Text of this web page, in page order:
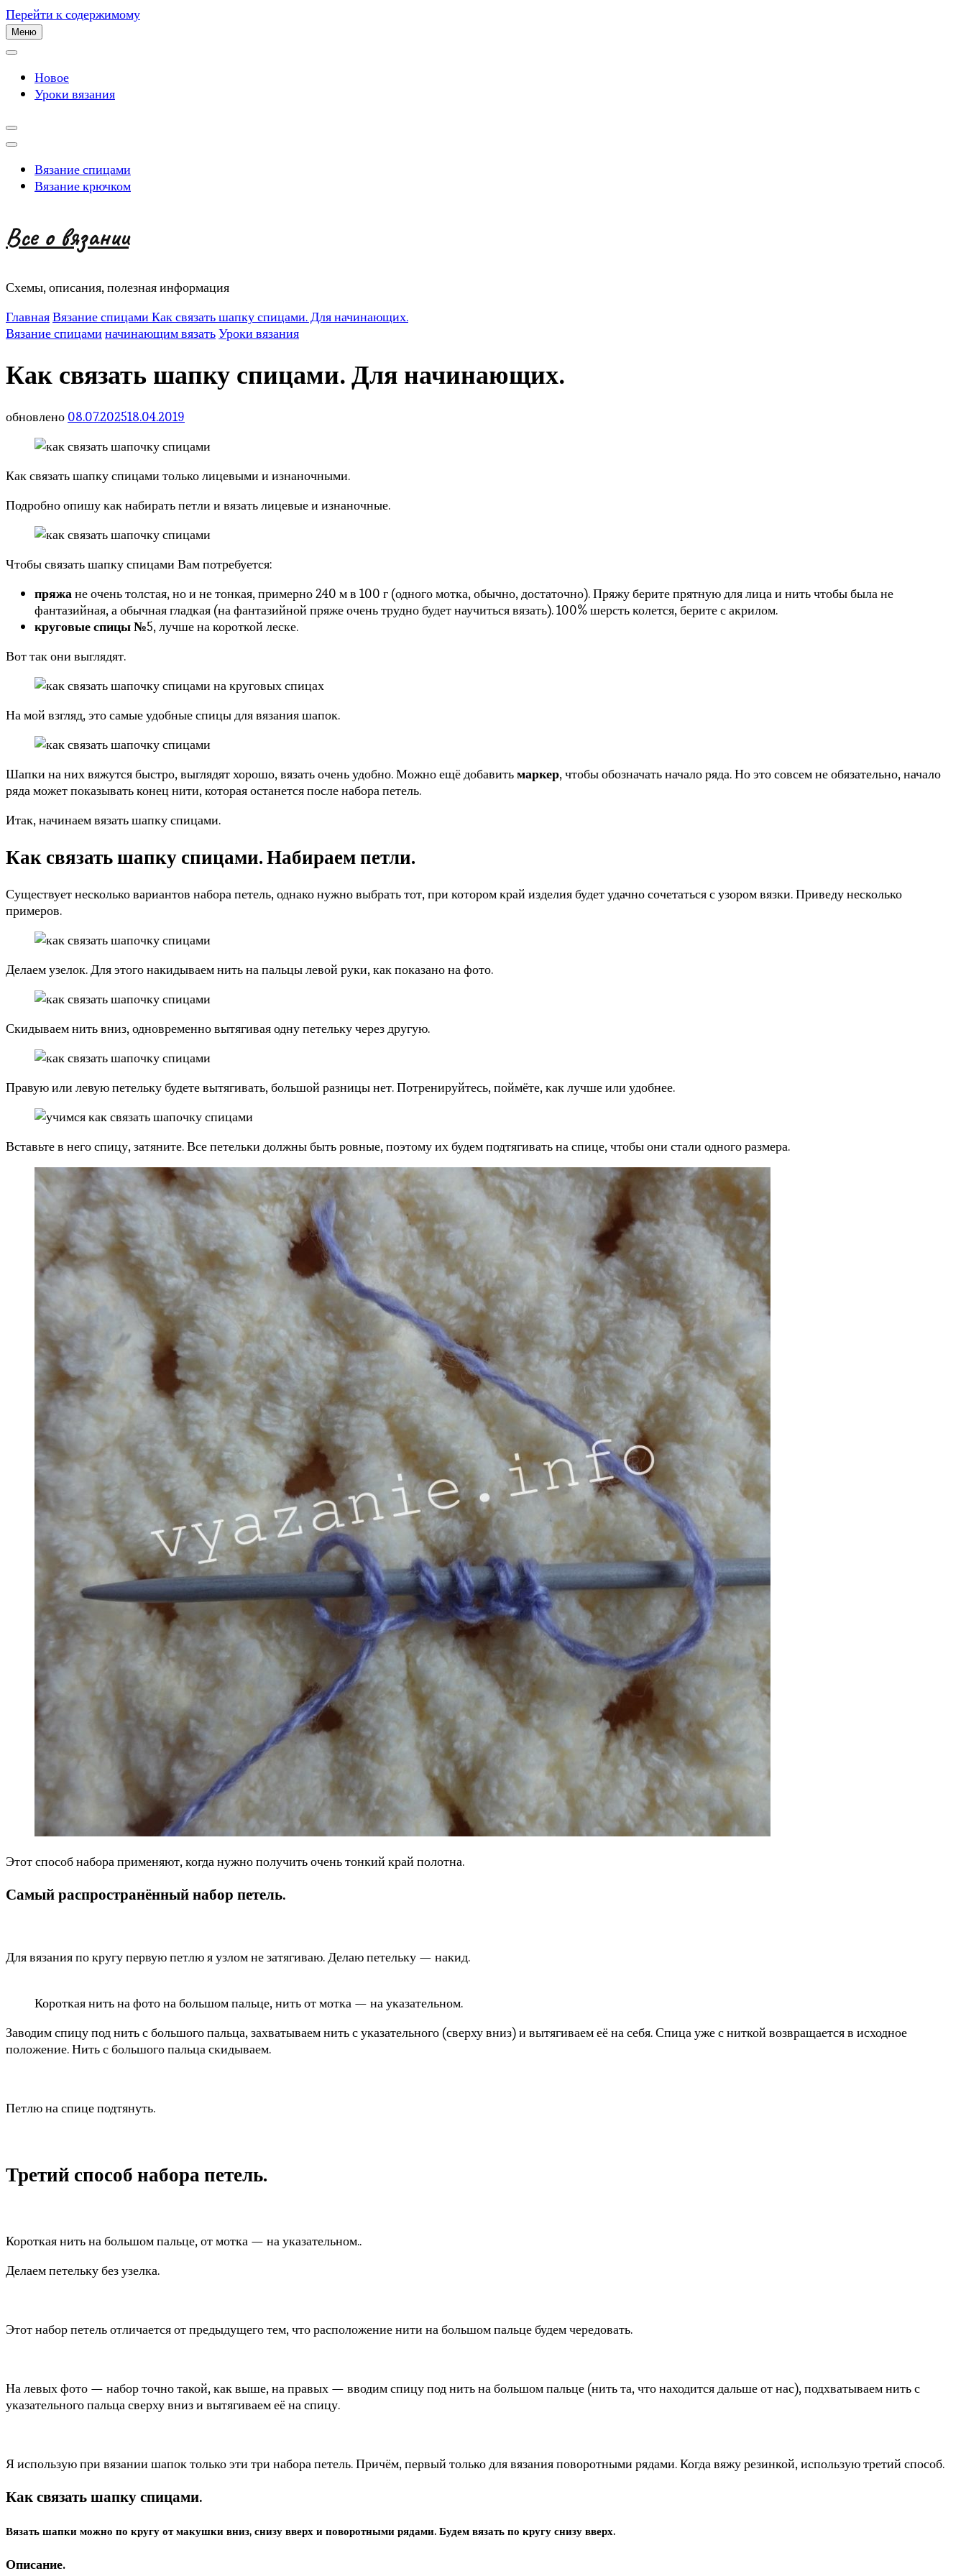
Перейти к содержимому
Меню
Новое
Уроки вязания
Вязание спицами
Вязание крючком
Все о вязании
Схемы, описания, полезная информация
ГлавнаяВязание спицами Как связать шапку спицами. Для начинающих.
Вязание спицами начинающим вязатьУроки вязания
Как связать шапку спицами. Для начинающих.
обновлено 08.07.202518.04.2019
Как связать шапку спицами только лицевыми и изнаночными.
Подробно опишу как набирать петли и вязать лицевые и изнаночные.
Чтобы связать шапку спицами Вам потребуется:
пряжане очень толстая, но и не тонкая, примерно 240 м в 100 г (одного мотка, обычно, достаточно). Пряжу берите прятную для лица и нить чтобы была не
фантазийная, а обычная гладкая (на фантазийной пряже очень трудно будет научиться вязать). 100% шерсть колется, берите с акрилом.
круговые спицы №5, лучше на короткой леске.
Вот так они выглядят.
На мой взгляд, это самые удобные спицы для вязания шапок.
Шапки на них вяжутся быстро, выглядят хорошо, вязать очень удобно. Можно ещё добавитьмаркер, чтобы обозначать начало ряда. Но это совсем не обязательно, начало
ряда может показывать конец нити, которая останется после набора петель.
Итак, начинаем вязать шапку спицами.
Как связать шапку спицами. Набираем петли.
Существует несколько вариантов набора петель, однако нужно выбрать тот, при котором край изделия будет удачно сочетаться с узором вязки. Приведу несколько
примеров.
Делаем узелок. Для этого накидываем нить на пальцы левой руки, как показано на фото.
Скидываем нить вниз, одновременно вытягивая одну петельку через другую.
Правую или левую петельку будете вытягивать, большой разницы нет. Потренируйтесь, поймёте, как лучше или удобнее.
Вставьте в него спицу, затяните. Все петельки должны быть ровные, поэтому их будем подтягивать на спице, чтобы они стали одного размера.
Этот способ набора применяют, когда нужно получить очень тонкий край полотна.
Самый распространённый набор петель.
Для вязания по кругу первую петлю я узлом не затягиваю. Делаю петельку — накид.
Короткая нить на фото на большом пальце, нить от мотка — на указательном.
Заводим спицу под нить с большого пальца, захватываем нить с указательного (сверху вниз) и вытягиваем её на себя. Спица уже с ниткой возвращается в исходное
положение. Нить с большого пальца скидываем.
Петлю на спице подтянуть.
Третий способ набора петель.
Короткая нить на большом пальце, от мотка — на указательном..
Делаем петельку без узелка.
Этот набор петель отличается от предыдущего тем, что расположение нити на большом пальце будем чередовать.
На левых фото — набор точно такой, как выше, на правых — вводим спицу под нить на большом пальце (нить та, что находится дальше от нас), подхватываем нить с
указательного пальца сверху вниз и вытягиваем её на спицу.
Я использую при вязании шапок только эти три набора петель. Причём, первый только для вязания поворотными рядами. Когда вяжу резинкой, использую третий способ.
Как связать шапку спицами.
Вязать шапки можно по кругу от макушки вниз, снизу вверх и поворотными рядами. Будем вязать по кругу снизу вверх.
Описание.